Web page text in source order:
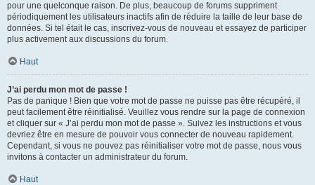
pour une quelconque raison. De plus, beaucoup de forums suppriment
périodiquement les utilisateurs inactifs afin de réduire la taille de leur base de
données. Si tel était le cas, inscrivez-vous de nouveau et essayez de participer
plus activement aux discussions du forum.
Haut
J’ai perdu mon mot de passe !
Pas de panique ! Bien que votre mot de passe ne puisse pas être récupéré, il
peut facilement être réinitialisé. Veuillez vous rendre sur la page de connexion
et cliquer sur « J’ai perdu mon mot de passe ». Suivez les instructions et vous
devriez être en mesure de pouvoir vous connecter de nouveau rapidement.
Cependant, si vous ne pouvez pas réinitialiser votre mot de passe, nous vous
invitons à contacter un administrateur du forum.
Haut